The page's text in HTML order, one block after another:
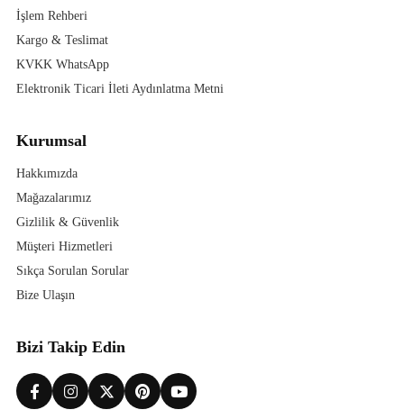
İşlem Rehberi
Kargo & Teslimat
KVKK WhatsApp
Elektronik Ticari İleti Aydınlatma Metni
Kurumsal
Hakkımızda
Mağazalarımız
Gizlilik & Güvenlik
Müşteri Hizmetleri
Sıkça Sorulan Sorular
Bize Ulaşın
Bizi Takip Edin